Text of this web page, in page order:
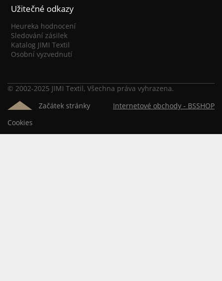
Užitečné odkazy
Heureka hodnocení
Sledování zásilek
Katalog JIMI Textil
Osobní vyzvednutí
© 2002-2025 JIMI Textil, Všechna práva vyhrazena.
Začátek stránky
Internetové obchody - BSSHOP
Cookies